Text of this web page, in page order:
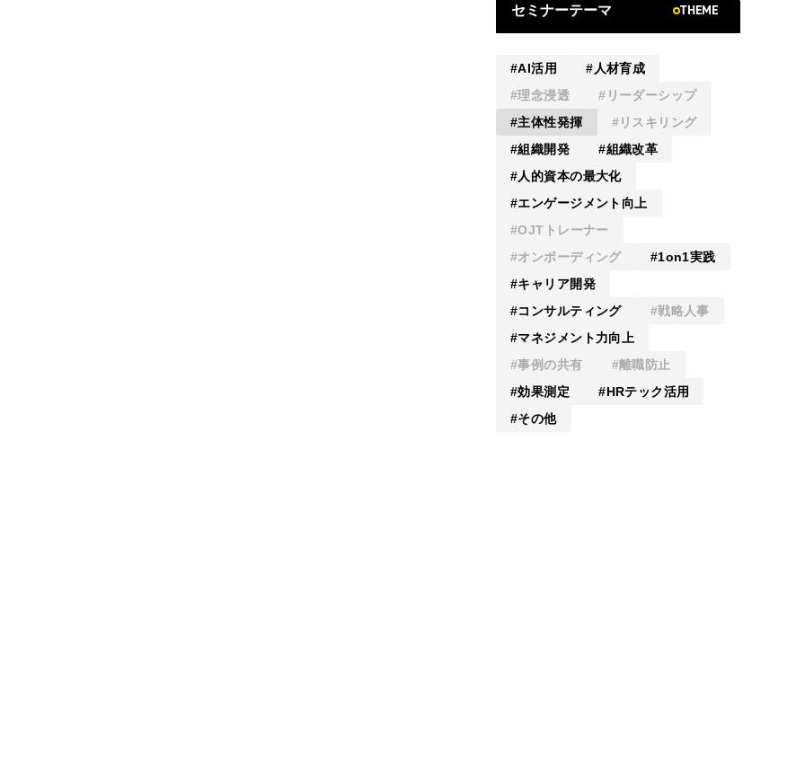
セミナーテーマ THEME
AI活用
人材育成
理念浸透
リーダーシップ
主体性発揮
リスキリング
組織開発
組織改革
人的資本の最大化
エンゲージメント向上
OJTトレーナー
オンボーディング
1on1実践
キャリア開発
コンサルティング
戦略人事
マネジメント力向上
事例の共有
離職防止
効果測定
HRテック活用
その他